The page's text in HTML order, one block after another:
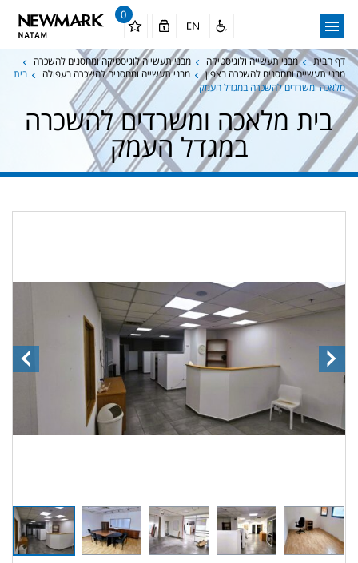
0
דף הבית מבני תעשייה ולוגיסטיקה
מבני תעשייה לוגיסטיקה ומחסנים להשכרה
מבני תעשייה ומחסנים להשכרה בצפון
מבני תעשייה ומחסנים להשכרה בעפולה
בית
מלאכה ומשרדים להשכרה במגדל העמק
בית מלאכה ומשרדים להשכרה
במגדל העמק